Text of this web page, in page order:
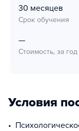
30 месяцев
Срок обучения
—
Стоимость, за год
Условия